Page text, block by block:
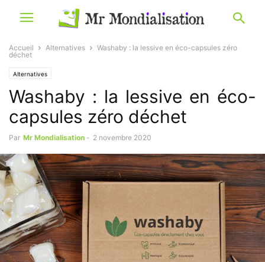
Accueil Alternatives
Washaby : la lessive en éco-capsules zéro
déchet
Alternatives
Washaby : la lessive en éco-
capsules zéro déchet
Par Mr Mondialisation - 2 novembre 2020